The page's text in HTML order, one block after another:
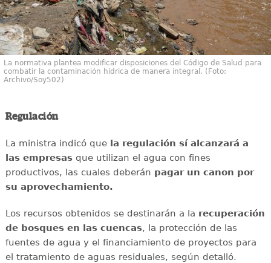
La normativa plantea modificar disposiciones del Código de Salud para
combatir la contaminación hídrica de manera integral. (Foto:
Archivo/Soy502)
Regulación
La ministra indicó que la regulación sí alcanzará a
las empresasque utilizan el agua con fines
productivos, las cuales deberán pagar un canon por
su aprovechamiento.
Los recursos obtenidos se destinarán a la recuperación
de bosques en las cuencas, la protección de las
fuentes de agua y el financiamiento de proyectos para
el tratamiento de aguas residuales, según detalló.